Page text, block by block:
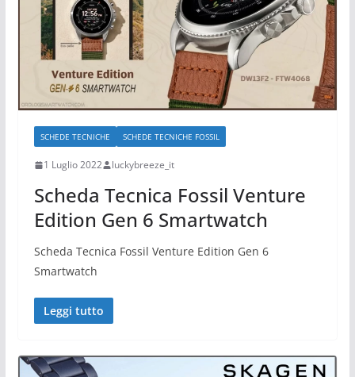
SCHEDE TECNICHE SCHEDE TECNICHE FOSSIL
1 Luglio 2022 luckybreeze_it
Scheda Tecnica Fossil Venture
Edition Gen 6 Smartwatch
Scheda Tecnica Fossil Venture Edition Gen 6
Smartwatch
Leggi tutto